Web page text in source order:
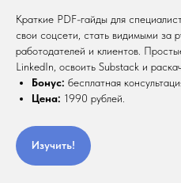
Краткие PDF-гайды для
свои соцсети, стать видимыми за
работодателей и клиентов.
LinkedIn, освоить Substack и
Бонус: бесплатная
Цена: 1990 рублей.
Изучить!